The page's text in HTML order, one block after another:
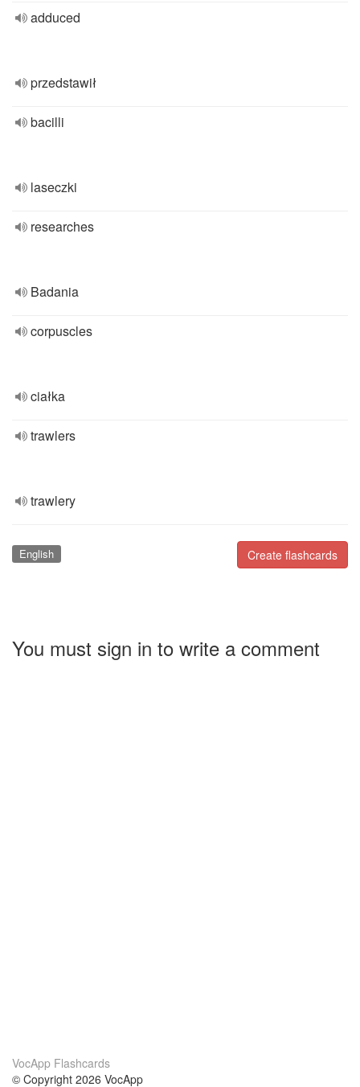
adduced
przedstawił
bacilli
laseczki
researches
Badania
corpuscles
ciałka
trawlers
trawlery
Create flashcards
English
You must sign in to write a comment
VocApp Flashcards
© Copyright 2026 VocApp